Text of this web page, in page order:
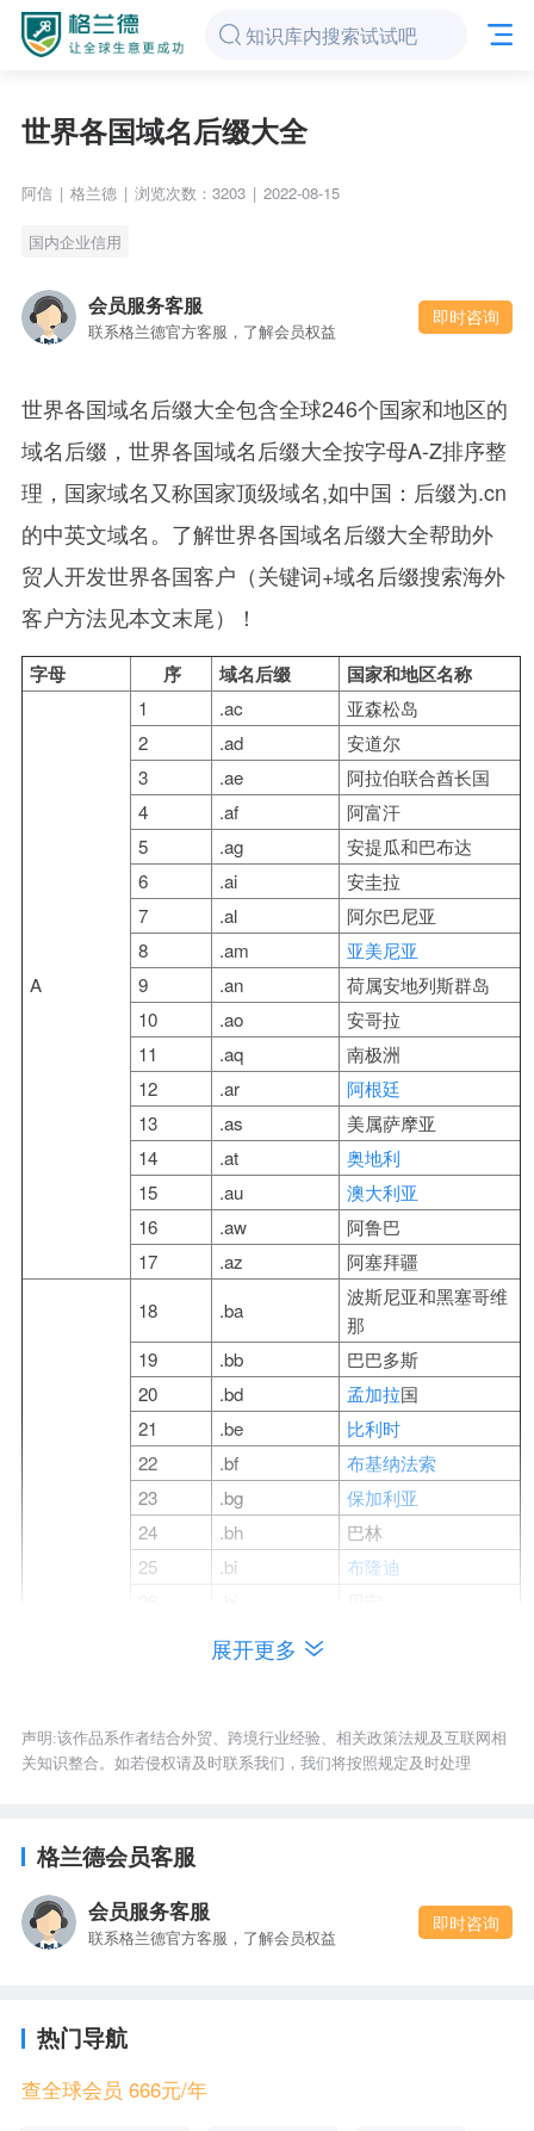
世界各国域名后缀大全
阿信 | 格兰德 | 浏览次数：3203 | 2022-08-15
国内企业信用
会员服务客服
联系格兰德官方客服，了解会员权益
即时咨询
世界各国域名后缀大全包含全球246个国家和地区的
域名后缀，世界各国域名后缀大全按字母A-Z排序整
理，国家域名又称国家顶级域名,如中国：后缀为.cn
的中英文域名。了解世界各国域名后缀大全帮助外
贸人开发世界各国客户（关键词+域名后缀搜索海外
客户方法见本文末尾）！
字母 序 域名后缀 国家和地区名称
A
1 .ac
亚森松岛
2
.ad
安道尔
3
.ae
阿拉伯联合酋长国
4
.af
阿富汗
5
.ag
安提瓜和巴布达
6
.ai
安圭拉
7
.al
阿尔巴尼亚
8
.am
亚美尼亚
9
.an
荷属安地列斯群岛
10
.ao
安哥拉
11
.aq
南极洲
12
.ar
阿根廷
13
.as
美属萨摩亚
14
.at
奥地利
15
.au
澳大利亚
16
.aw
阿鲁巴
17
.az 阿塞拜疆
18 .ba
波斯尼亚和黑塞哥维
那
19
.bb
巴巴多斯
20
.bd 孟加拉国
21
.be
比利时
22
.bf
布基纳法索
23
.bg
保加利亚
24
.bh
巴林
25
.bi
布隆迪
.bm
.bn
30
.br
巴西
31
.bs
巴哈马
33
34
35
36
.bz
40
展开更多
声明:该作品系作者结合外贸、跨境行业经验、相关政策法规及互联网相
关知识整合。如若侵权请及时联系我们，我们将按照规定及时处理
格兰德会员客服
会员服务客服
联系格兰德官方客服，了解会员权益
即时咨询
热门导航
查全球会员 666元/年